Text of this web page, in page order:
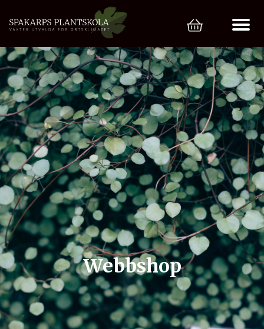
Webbshop